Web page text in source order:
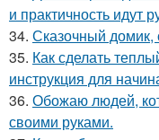
и практичность идут
34. Сказочный домик,
35. Как сделать
инструкция для
36. Обожаю людей,
своими руками.